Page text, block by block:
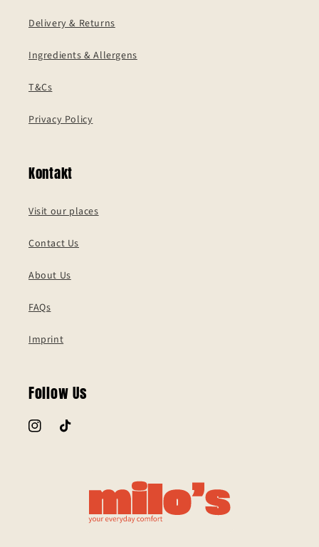
Delivery & Returns
Ingredients & Allergens
T&Cs
Privacy Policy
Kontakt
Visit our places
Contact Us
About Us
FAQs
Imprint
Follow Us
InstagramTikTok